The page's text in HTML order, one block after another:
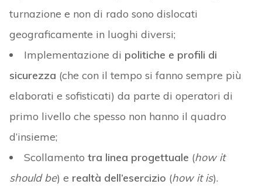
turnazione e non di rado sono dislocati
geograficamente in luoghi diversi;
Implementazione di politiche e profili di
sicurezza (che con il tempo si fanno sempre più
elaborati e sofisticati) da parte di operatori di
primo livello che spesso non hanno il quadro
d’insieme;
Scollamento tra linea progettuale (how it
should be) e realtà dell’esercizio (how it is).